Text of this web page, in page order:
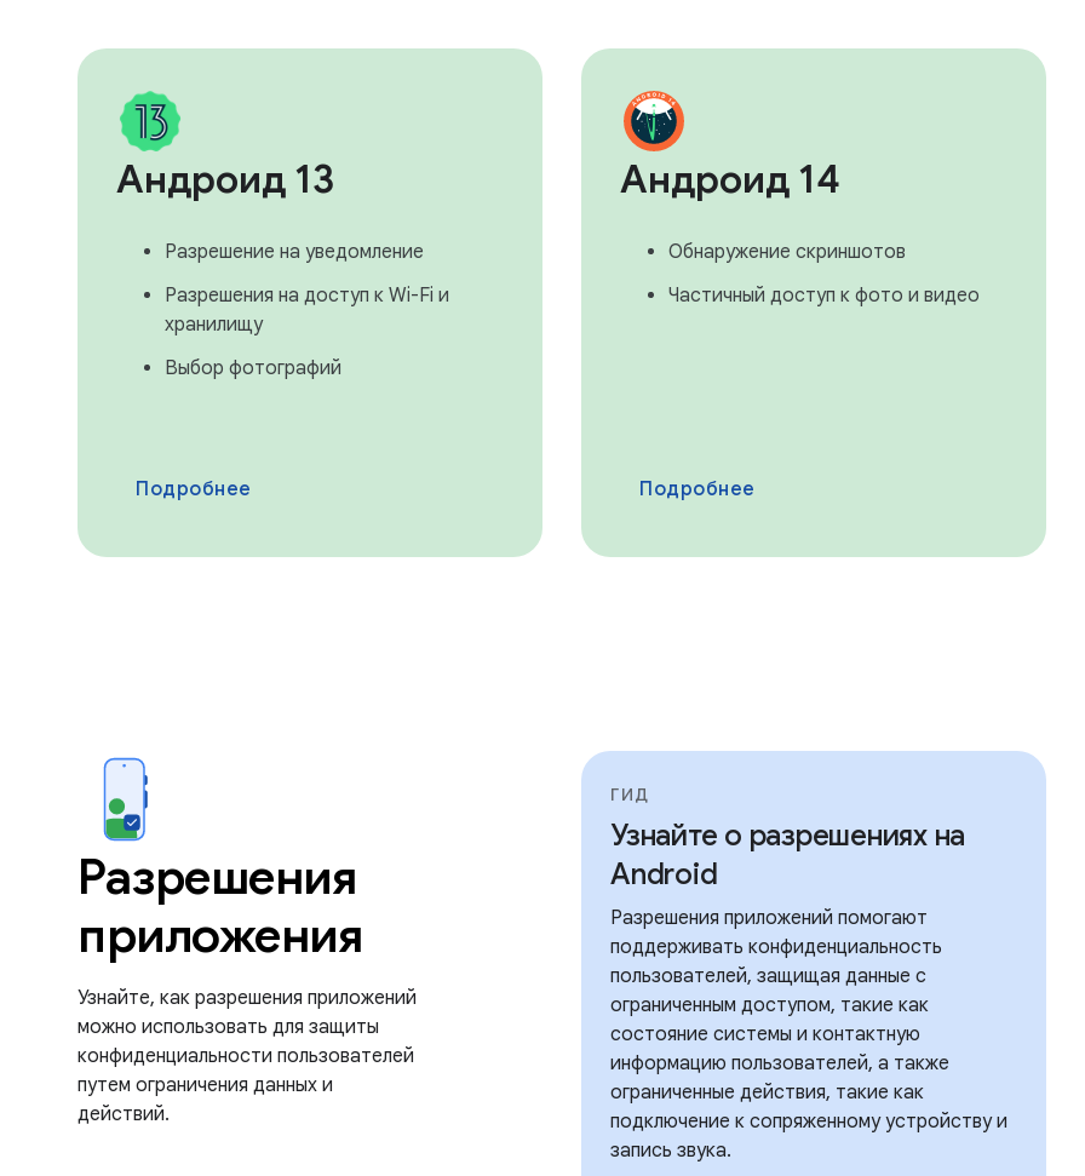
Андроид 13
Разрешение на уведомление
Разрешения на доступ к Wi-Fi и
хранилищу
Выбор фотографий
Подробнее
Андроид 14
Обнаружение скриншотов
Частичный доступ к фото и видео
Подробнее
Разрешения
приложения
Узнайте, как разрешения приложений
можно использовать для защиты
конфиденциальности пользователей
путем ограничения данных и
действий.
ГИД
Узнайте о разрешениях на
Android
Разрешения приложений помогают
поддерживать конфиденциальность
пользователей, защищая данные с
ограниченным доступом, такие как
состояние системы и контактную
информацию пользователей, а также
ограниченные действия, такие как
подключение к сопряженному устройству и
запись звука.